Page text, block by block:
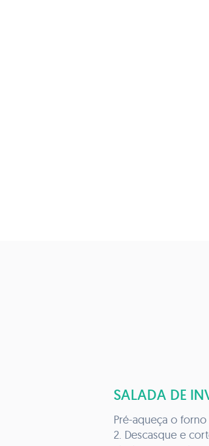
SALADA DE
Pré-aqueça o forno
2. Descasque e